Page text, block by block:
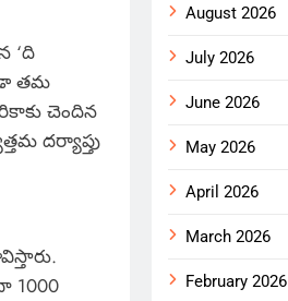
‘ది
తమ
చెందిన
దర్యాప్తు
1000
August 2026
July 2026
June 2026
May 2026
April 2026
March 2026
February 2026